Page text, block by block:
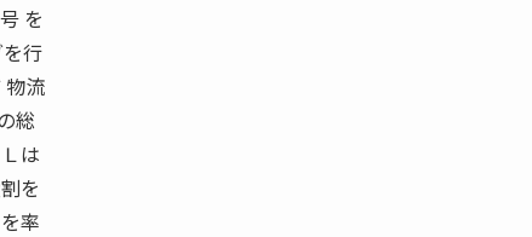
を
行
物流
総
は
を
率